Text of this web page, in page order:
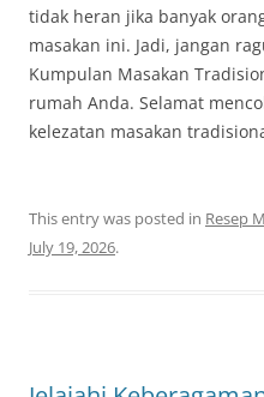
tidak heran jika banyak
masakan ini. Jadi, jangan
Kumpulan Masakan
rumah Anda. Selamat
kelezatan masakan
This entry was posted in Resep
July 19, 2026.